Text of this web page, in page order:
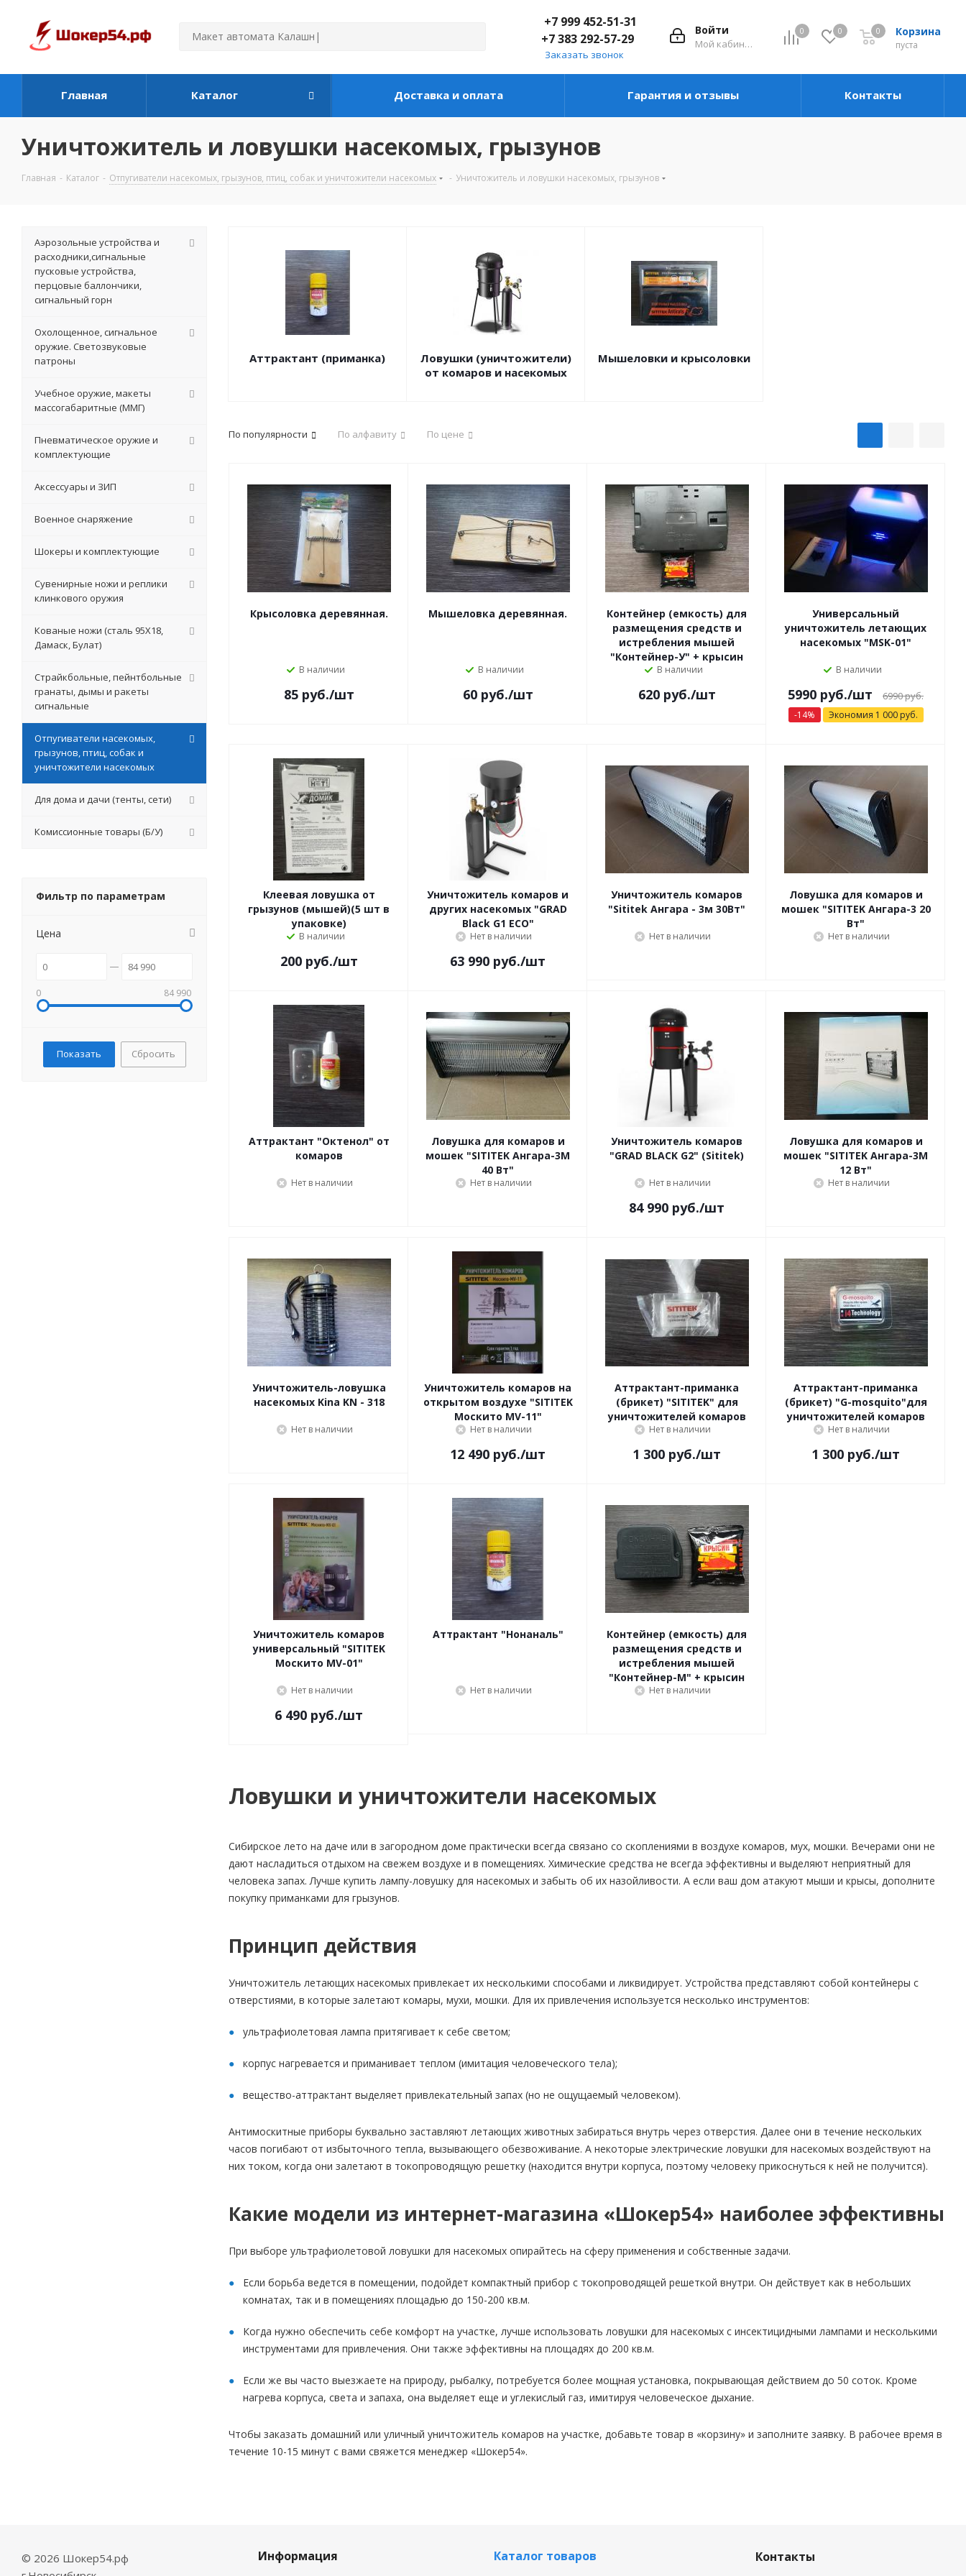
0 0 Корзина
пуста
0
Войти
Мой кабинет
+7 999 452-51-31
+7 383 292-57-29
Заказать звонок
Главная Каталог Доставка и оплата Гарантия и отзывы Контакты
Уничтожитель и ловушки насекомых, грызунов
Главная - Каталог - Отпугиватели насекомых, грызунов, птиц, собак и уничтожители насекомых - Уничтожитель и ловушки насекомых, грызунов
Аттрактант (приманка)
Ловушки (уничтожители)
от комаров и насекомых
Мышеловки и крысоловки
По популярности По алфавиту По цене
Крысоловка деревянная.
В наличии
85руб./шт
Мышеловка деревянная.
В наличии
60руб./шт
Контейнер (емкость) для
размещения средств и
истребления мышей
"Контейнер-У" + крысин
100г
В наличии
620руб./шт
Универсальный
уничтожитель летающих
насекомых "MSK-01"
В наличии
5990 руб./шт 6990 руб.
-14% Экономия 1 000руб.
Клеевая ловушка от
грызунов (мышей)(5 шт в
упаковке)
В наличии
200руб./шт
Уничтожитель комаров и
других насекомых "GRAD
Black G1 ECO"
Нет в наличии
63 990 руб./шт
Уничтожитель комаров
"Sititek Ангара - 3м 30Вт"
Нет в наличии
Ловушка для комаров и
мошек "SITITEK Ангара-3 20
Вт"
Нет в наличии
Аттрактант "Октенол" от
комаров
Нет в наличии
Ловушка для комаров и
мошек "SITITEK Ангара-3М
40 Вт"
Нет в наличии
Уничтожитель комаров
"GRAD BLACK G2" (Sititek)
Нет в наличии
84 990 руб./шт
Ловушка для комаров и
мошек "SITITEK Ангара-3М
12 Вт"
Нет в наличии
Уничтожитель-ловушка
насекомых Kina KN - 318
Нет в наличии
Уничтожитель комаров на
открытом воздухе "SITITEK
Москито MV-11"
Нет в наличии
12 490 руб./шт
Аттрактант-приманка
(брикет) "SITITEK" для
уничтожителей комаров
Нет в наличии
1 300 руб./шт
Аттрактант-приманка
(брикет) "G-mosquito"для
уничтожителей комаров
Нет в наличии
1 300 руб./шт
Уничтожитель комаров
универсальный "SITITEK
Москито MV-01"
Нет в наличии
6 490 руб./шт
Аттрактант "Нонаналь"
Нет в наличии
Контейнер (емкость) для
размещения средств и
истребления мышей
"Контейнер-М" + крысин
100г
Нет в наличии
Ловушки и уничтожители насекомых
Сибирское лето на даче или в загородном доме практически всегда связано со скоплениями в воздухе комаров, мух, мошки. Вечерами они не
дают насладиться отдыхом на свежем воздухе и в помещениях. Химические средства не всегда эффективны и выделяют неприятный для
человека запах. Лучше купить лампу-ловушку для насекомых и забыть об их назойливости. А если ваш дом атакуют мыши и крысы, дополните
покупку приманками для грызунов.
Принцип действия
Уничтожитель летающих насекомых привлекает их несколькими способами и ликвидирует. Устройства представляют собой контейнеры с
отверстиями, в которые залетают комары, мухи, мошки. Для их привлечения используется несколько инструментов:
ультрафиолетовая лампа притягивает к себе светом;
корпус нагревается и приманивает теплом (имитация человеческого тела);
вещество-аттрактант выделяет привлекательный запах (но не ощущаемый человеком).
Антимоскитные приборы буквально заставляют летающих животных забираться внутрь через отверстия. Далее они в течение нескольких
часов погибают от избыточного тепла, вызывающего обезвоживание. А некоторые электрические ловушки для насекомых воздействуют на
них током, когда они залетают в токопроводящую решетку (находится внутри корпуса, поэтому человеку прикоснуться к ней не получится).
Какие модели из интернет-магазина «Шокер54» наиболее эффективны
При выборе ультрафиолетовой ловушки для насекомых опирайтесь на сферу применения и собственные задачи.
Если борьба ведется в помещении, подойдет компактный прибор с токопроводящей решеткой внутри. Он действует как в небольших
комнатах, так и в помещениях площадью до 150-200 кв.м.
Когда нужно обеспечить себе комфорт на участке, лучше использовать ловушки для насекомых с инсектицидными лампами и несколькими
инструментами для привлечения. Они также эффективны на площадях до 200 кв.м.
Если же вы часто выезжаете на природу, рыбалку, потребуется более мощная установка, покрывающая действием до 50 соток. Кроме
нагрева корпуса, света и запаха, она выделяет еще и углекислый газ, имитируя человеческое дыхание.
Чтобы заказать домашний или уличный уничтожитель комаров на участке, добавьте товар в «корзину» и заполните заявку. В рабочее время в
течение 10-15 минут с вами свяжется менеджер «Шокер54».
Аэрозольные устройства и
расходники,сигнальные
пусковые устройства,
перцовые баллончики,
сигнальный горн
Охолощенное, сигнальное
оружие. Светозвуковые
патроны
Учебное оружие, макеты
массогабаритные (ММГ)
Пневматическое оружие и
комплектующие
Аксессуары и ЗИП
Военное снаряжение
Шокеры и комплектующие
Сувенирные ножи и реплики
клинкового оружия
Кованые ножи (сталь 95Х18,
Дамаск, Булат)
Страйкбольные, пейнтбольные
гранаты, дымы и ракеты
сигнальные
Отпугиватели насекомых,
грызунов, птиц, собак и
уничтожители насекомых
Для дома и дачи (тенты, сети)
Комиссионные товары (Б/У)
Фильтр по параметрам
Цена
0 84 990
Сбросить
© 2026 Шокер54.рф
Информация Каталог товаров Контакты